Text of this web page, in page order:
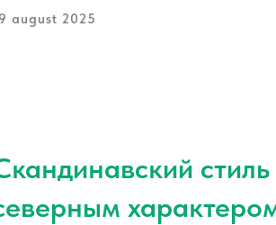
august 2025